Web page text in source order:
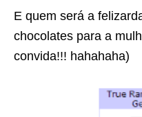
E quem será a
chocolates para a
convida!!! hahahaha)